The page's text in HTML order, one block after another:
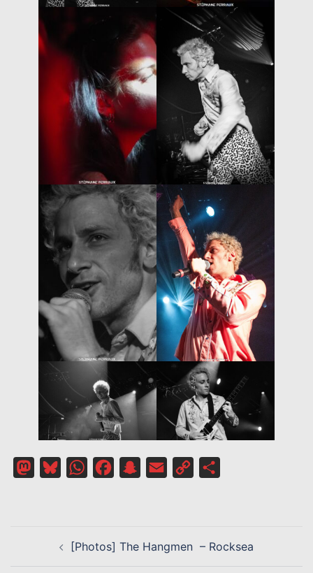
MastodonBlueskyWhatsAppFacebookSnapchat
Email
Copy
D’ARTICLE[Photos] The Hangmen – Rocksea